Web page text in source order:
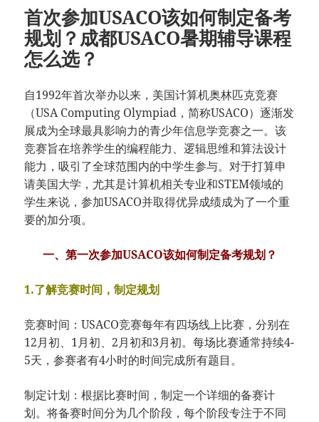
首次参加USACO该如何制定备考
规划？成都USACO暑期辅导课程
怎么选？
自1992年首次举办以来，美国计算机奥林匹克竞赛
（USA Computing Olympiad，简称USACO）逐渐发
展成为全球最具影响力的青少年信息学竞赛之一。该
竞赛旨在培养学生的编程能力、逻辑思维和算法设计
能力，吸引了全球范围内的中学生参与。对于打算申
请美国大学，尤其是计算机相关专业和STEM领域的
学生来说，参加USACO并取得优异成绩成为了一个重
要的加分项。
一、第一次参加USACO该如何制定备考规划？
1.了解竞赛时间，制定规划
竞赛时间：USACO竞赛每年有四场线上比赛，分别在
12月初、1月初、2月初和3月初。每场比赛通常持续4-
5天，参赛者有4小时的时间完成所有题目。
制定计划：根据比赛时间，制定一个详细的备赛计
划。将备赛时间分为几个阶段，每个阶段专注于不同